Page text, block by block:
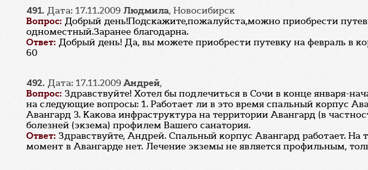
491. Дата: 17.11.2009 Людмила, Новосибирск
Вопрос: Добрый день!Подскажите,пожалуйста,можно приобрести
одноместный.Заранее благодарна.
Ответ: Добрый день! Да, вы можете приобрести путевку на февраль в
60
492. Дата: 17.11.2009Андрей,
Вопрос: Здравствуйте! Хотел бы подлечиться в Сочи в конце января-
на следующие вопросы: 1. Работает ли в это время спальный корпус
Авангард 3. Какова инфраструктура на территории Авангард (в
болезней (экзема) профилем Вашего санатория.
Ответ: Здравствуйте, Андрей. Спальный корпус Авангард работает.
момент в Авангарде нет. Лечение экземы не является профильным,